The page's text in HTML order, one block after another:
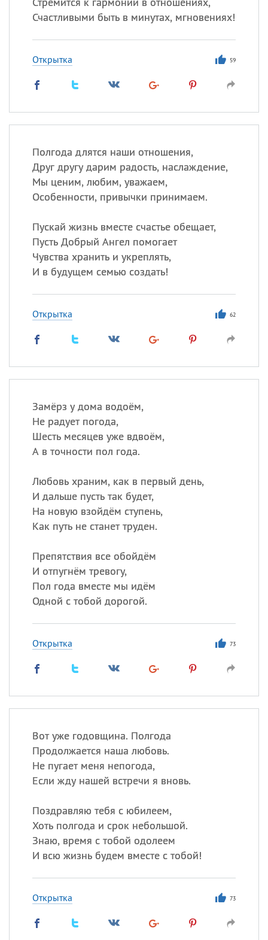
Счастливыми быть в минутах, мгновениях!
Открытка 59
Полгода длятся наши отношения,
Друг другу дарим радость, наслаждение,
Мы ценим, любим, уважаем,
Особенности, привычки принимаем.
Пускай жизнь вместе счастье обещает,
Пусть Добрый Ангел помогает
Чувства хранить и укреплять,
И в будущем семью создать!
Открытка 62
Замёрз у дома водоём,
Не радует погода,
Шесть месяцев уже вдвоём,
А в точности пол года.
Любовь храним, как в первый день,
И дальше пусть так будет,
На новую взойдём ступень,
Как путь не станет труден.
Препятствия все обойдём
И отпугнём тревогу,
Пол года вместе мы идём
Одной с тобой дорогой.
Открытка 73
Вот уже годовщина. Полгода
Продолжается наша любовь.
Не пугает меня непогода,
Если жду нашей встречи я вновь.
Поздравляю тебя с юбилеем,
Хоть полгода и срок небольшой.
Знаю, время с тобой одолеем
И всю жизнь будем вместе с тобой!
Открытка 73